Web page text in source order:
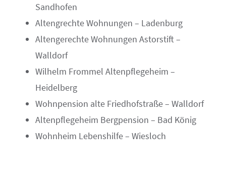
Sandhofen
Altengrechte Wohnungen – Ladenburg
Altengerechte Wohnungen Astorstift –
Walldorf
Wilhelm Frommel Altenpflegeheim –
Heidelberg
Wohnpension alte Friedhofstraße – Walldorf
Altenpflegeheim Bergpension – Bad König
Wohnheim Lebenshilfe – Wiesloch